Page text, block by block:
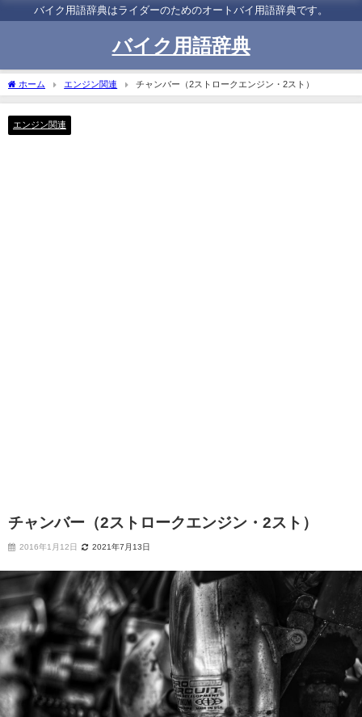
バイク用語辞典はライダーのためのオートバイ用語辞典です。
バイク用語辞典
ホーム エンジン関連 チャンバー（2ストロークエンジン・2スト）
エンジン関連
チャンバー（2ストロークエンジン・2スト）
2016年1月12日 2021年7月13日